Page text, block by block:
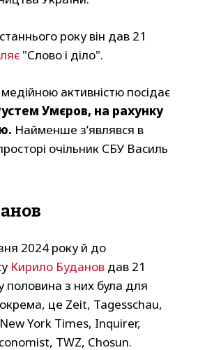
року він дав 21
"Слово і діло".
активністю посідає
Умєров, на рахунку
Найменше з’являвся в
очільник СБУ Василь
2024 року й до
Кирило Буданов дав 21
половина з них була для
це Zeit, Tagesschau,
York Times, Inquirer,
TWZ, Chosun.